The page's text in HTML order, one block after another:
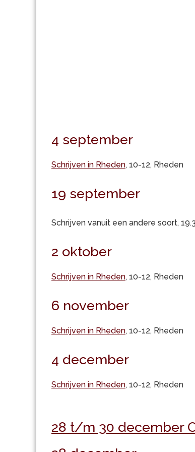
4 september
Schrijven in Rheden, 10-12, Rheden
19 september
Schrijven vanuit een andere soort,
2 oktober
Schrijven in Rheden, 10-12, Rheden
6 november
Schrijven in Rheden, 10-12, Rheden
4 december
Schrijven in Rheden, 10-12, Rheden
28 t/m 30 december